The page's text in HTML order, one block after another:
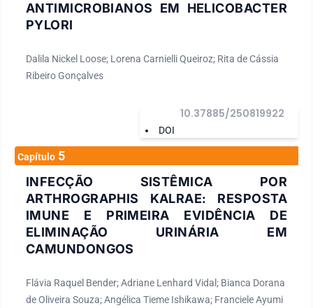
ANTIMICROBIANOS EM HELICOBACTER
PYLORI
Dalila Nickel Loose; Lorena Carnielli Queiroz; Rita de Cássia
Ribeiro Gonçalves
DOI
10.37885/250819922
Capítulo 5
INFECÇÃO SISTÊMICA POR
ARTHROGRAPHIS KALRAE: RESPOSTA
IMUNE E PRIMEIRA EVIDÊNCIA DE
ELIMINAÇÃO URINÁRIA EM
CAMUNDONGOS
Flávia Raquel Bender; Adriane Lenhard Vidal; Bianca Dorana
de Oliveira Souza; Angélica Tieme Ishikawa; Franciele Ayumi